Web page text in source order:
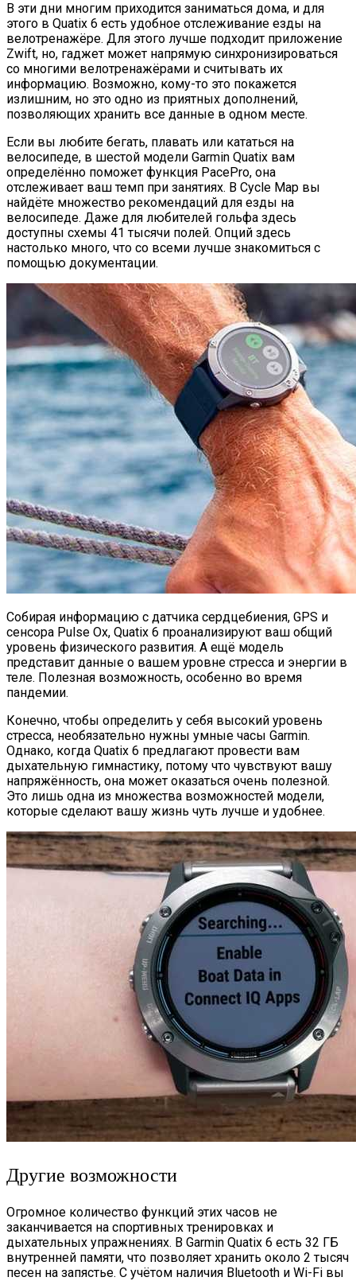
В эти дни многим приходится заниматься дома, и для
этого в Quatix 6 есть удобное отслеживание езды на
велотренажёре. Для этого лучше подходит приложение
Zwift, но, гаджет может напрямую синхронизироваться
со многими велотренажёрами и считывать их
информацию. Возможно, кому-то это покажется
излишним, но это одно из приятных дополнений,
позволяющих хранить все данные в одном месте.
Если вы любите бегать, плавать или кататься на
велосипеде, в шестой модели Garmin Quatix вам
определённо поможет функция PacePro, она
отслеживает ваш темп при занятиях. В Cycle Map вы
найдёте множество рекомендаций для езды на
велосипеде. Даже для любителей гольфа здесь
доступны схемы 41 тысячи полей. Опций здесь
настолько много, что со всеми лучше знакомиться с
помощью документации.
Собирая информацию с датчика сердцебиения, GPS и
сенсора Pulse Ox, Quatix 6 проанализируют ваш общий
уровень физического развития. А ещё модель
представит данные о вашем уровне стресса и энергии в
теле. Полезная возможность, особенно во время
пандемии.
Конечно, чтобы определить у себя высокий уровень
стресса, необязательно нужны умные часы Garmin.
Однако, когда Quatix 6 предлагают провести вам
дыхательную гимнастику, потому что чувствуют вашу
напряжённость, она может оказаться очень полезной.
Это лишь одна из множества возможностей модели,
которые сделают вашу жизнь чуть лучше и удобнее.
Другие возможности
Огромное количество функций этих часов не
заканчивается на спортивных тренировках и
дыхательных упражнениях. В Garmin Quatix 6 есть 32 ГБ
внутренней памяти, что позволяет хранить около 2 тысяч
песен на запястье. С учётом наличия Bluetooth и Wi-Fi вы